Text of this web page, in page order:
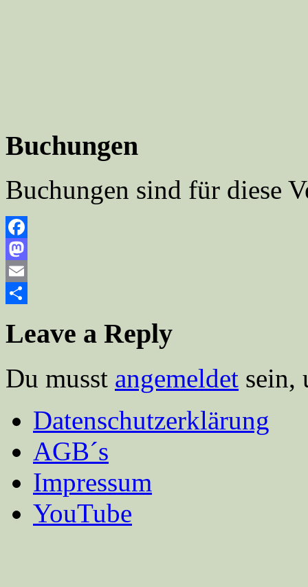
Buchungen
Buchungen sind für diese
Facebook
Mastodon
Email
Leave a Reply
Du musst angemeldet sein,
Datenschutzerklärung
AGB´s
Impressum
YouTube